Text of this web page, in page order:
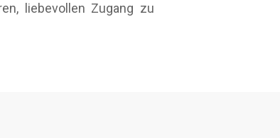
liebevollen Zugang zu